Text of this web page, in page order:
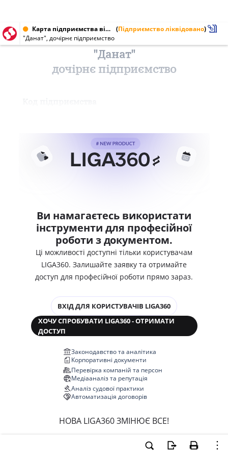
Карта підприємства від 21.05.2002 № 31618459 (Підприємство ліквідовано)
"Данат", дочірнє підприємство
"Данат"
дочірнє підприємство
Ви намагаєтесь використати
інструменти для професійної
роботи з документом.
Ці можливості доступні тільки користувачам
LIGA360. Залишайте заявку та отримайте
доступ для професійної роботи прямо зараз.
ВХІД ДЛЯ КОРИСТУВАЧІВ LIGA360
ХОЧУ СПРОБУВАТИ LIGA360 - ОТРИМАТИ
ДОСТУП
Законодавство та аналітика
Корпоративні документи
Перевірка компаній та персон
Медіааналіз та репутація
Аналіз судової практики
Автоматизація договорів
НОВА LIGA360 ЗМІНЮЄ ВСЕ!